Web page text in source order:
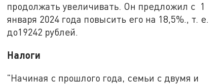
продолжать увеличивать. Он предложил с 1
января 2024 года повысить его на 18,5%., т. е.
до19242 рублей.
Налоги
"Начиная с прошлого года, семьи с двумя и